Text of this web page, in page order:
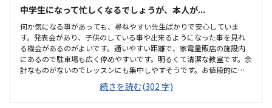
中学生になって忙しくなるでしょうが、本人が...
何か気になる事があっても、尋ねやすい先生ばかりで安心していま
す。発表会があり、子供のしている事や出来るようになった事を見れ
る機会があるのがよいです。通いやすい距離で、家電量販店の施設内
にあるので駐車場も広く停めやすいです。明るくて清潔な教室です。余
計なものがないのでレッスンにも集中しやすそうです。お値段的に
は、リーズナブルとは思いませんが子供が楽しく通っています。子供
本人が習いたい事だったので、毎回楽しくて新鮮で色々な事を習って
やってみたいようです。気になる点は特にないので、悪いと思ったと
続きを読む(302 字)